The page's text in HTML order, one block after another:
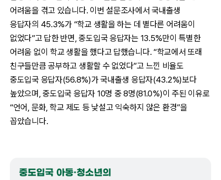
어려움을 겪고 있습니다. 이번 설문조사에서 국내출생
응답자의 45.3%가 “학교 생활을 하는 데 별다른 어려움이
없었다”고 답한 반면, 중도입국 응답자는 13.5%만이 특별한
어려움 없이 학교 생활을 했다고 답했습니다. “학교에서 또래
친구들만큼 공부하고 생활할 수 없었다”고 느낀 비율도
중도입국 응답자(56.8%)가 국내출생 응답자(43.2%)보다
높았으며, 중도입국 응답자 10명 중 8명(81.0%)이 주된 이유로
“언어, 문화, 학교 제도 등 낯설고 익숙하지 않은 환경”을
꼽았습니다.